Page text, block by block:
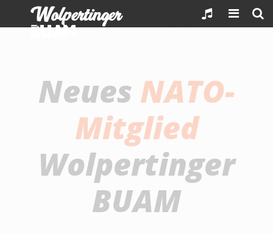
Wolpertinger
Buam
Neues NATO-
Mitglied
Wolpertinger
BUAM